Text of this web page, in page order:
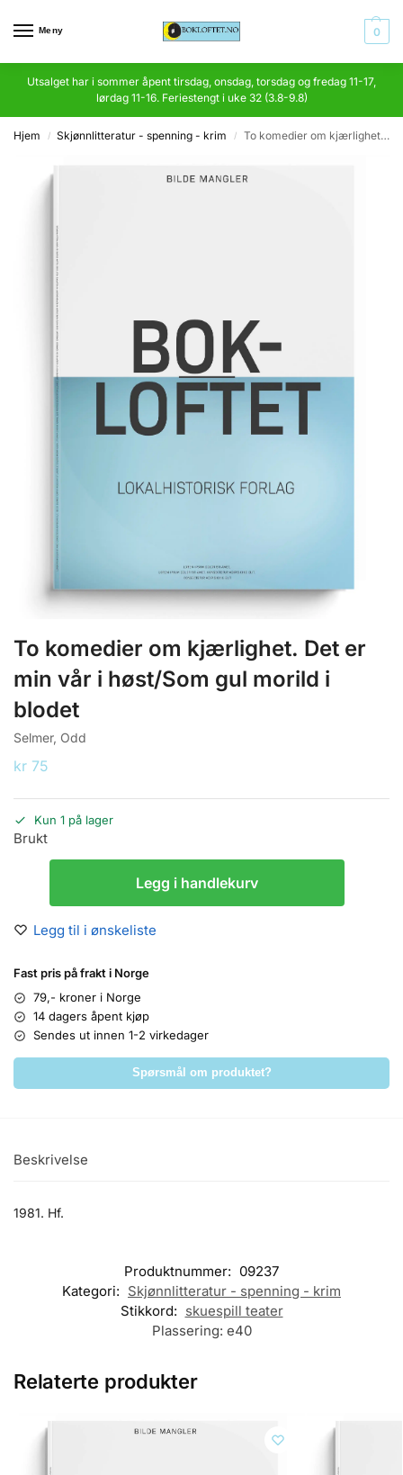
Meny 0
Utsalget har i sommer åpent tirsdag, onsdag, torsdag og fredag 11-17,
lørdag 11-16. Feriestengt i uke 32 (3.8-9.8)
Hjem / Skjønnlitteratur - spenning - krim / To komedier om kjærlighet. Det er min vår i høst/Som gul morild i blodet
To komedier om kjærlighet. Det er
min vår i høst/Som gul morild i
blodet
Selmer, Odd
kr 75
Kun 1 på lager
Brukt
Legg i handlekurv
Legg til i ønskeliste
Fast pris på frakt i Norge
79,- kroner i Norge
14 dagers åpent kjøp
Sendes ut innen 1-2 virkedager
Spørsmål om produktet?
Beskrivelse
1981. Hf.
Produktnummer: 09237
Kategori: Skjønnlitteratur - spenning - krim
Stikkord: skuespill teater
Plassering: e40
Relaterte produkter